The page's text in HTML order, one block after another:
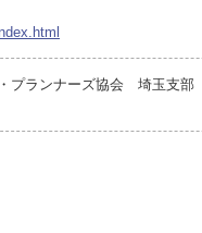
プランナーズ協会 埼玉支部